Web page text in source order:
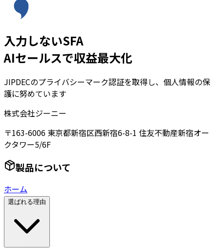
入力しないSFA
AIセールスで収益最大化
JIPDECのプライバシーマーク認証を取得し、個人情報の保
護に努めています
株式会社ジーニー
〒163-6006 東京都新宿区西新宿6-8-1 住友不動産新宿オー
クタワー5/6F
製品について
ホーム
選ばれる理由